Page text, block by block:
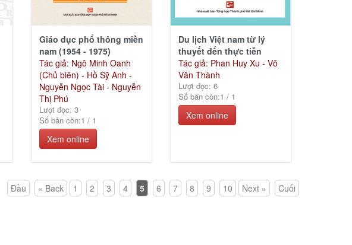
Giáo dục phổ thông miền
nam (1954 - 1975)
Tác giả: Ngô Minh Oanh
(Chủ biên) - Hồ Sỹ Anh -
Nguyễn Ngọc Tài - Nguyễn
Thị Phú
Lượt đọc: 3
Số bản còn:1 /1
Xem online
Du lịch Việt nam từ lý
thuyết đến thực tiễn
Tác giả: Phan Huy Xu - Võ
Văn Thành
Lượt đọc: 6
Số bản còn:1 /1
Xem online
Đầu « Back 1 2 3 4 5 6 7 8 9 10 Next » Cuối